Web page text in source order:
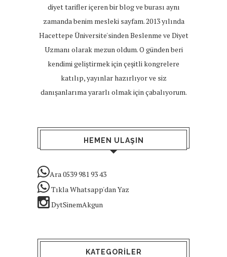
diyet tarifler içeren bir blog ve burası aynı
zamanda benim mesleki sayfam. 2013 yılında
Hacettepe Üniversite'sinden Beslenme ve Diyet
Uzmanı olarak mezun oldum. O günden beri
kendimi geliştirmek için çeşitli kongrelere
katılıp, yayınlar hazırlıyor ve siz
danışanlarıma yararlı olmak için çabalıyorum.
HEMEN ULAŞIN
Ara 0539 981 93 43
Tıkla Whatsapp'dan Yaz
DytSinemAkgun
KATEGORILER